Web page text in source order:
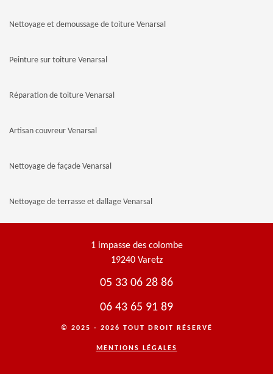
Nettoyage et demoussage de toiture Venarsal
Peinture sur toiture Venarsal
Réparation de toiture Venarsal
Artisan couvreur Venarsal
Nettoyage de façade Venarsal
Nettoyage de terrasse et dallage Venarsal
1 impasse des colombe
19240 Varetz
05 33 06 28 86
06 43 65 91 89
© 2025 - 2026 TOUT DROIT RÉSERVÉ
MENTIONS LÉGALES